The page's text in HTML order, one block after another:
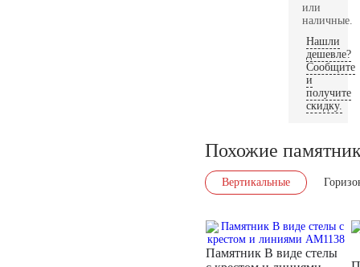
или
наличные.
Нашли
дешевле?
Сообщите
и
получите
скидку.
Похожие
Вертикальные
Памятник В виде стелы